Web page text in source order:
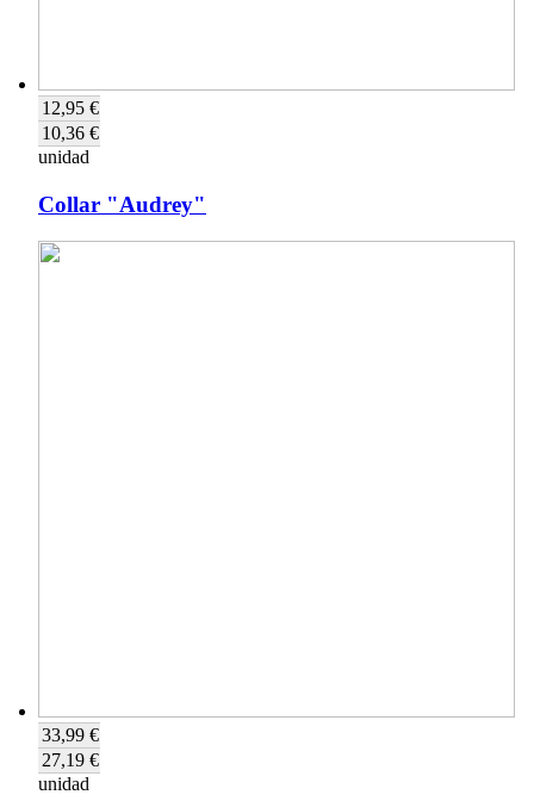
12,95 €
10,36 €
unidad
Collar "Audrey"
33,99 €
27,19 €
unidad